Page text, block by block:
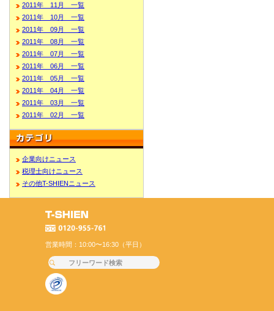
2011年 11月 一覧
2011年 10月 一覧
2011年 09月 一覧
2011年 08月 一覧
2011年 07月 一覧
2011年 06月 一覧
2011年 05月 一覧
2011年 04月 一覧
2011年 03月 一覧
2011年 02月 一覧
企業向けニュース
税理士向けニュース
その他T-SHIENニュース
営業時間：10:00〜16:30（平日）